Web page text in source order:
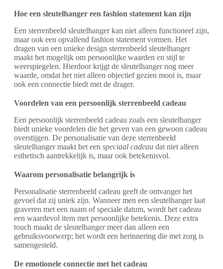
Hoe een sleutelhanger een fashion statement kan zijn
Een sterrenbeeld sleutelhanger kan niet alleen functioneel zijn,
maar ook een opvallend fashion statement vormen. Het
dragen van een unieke design sterrenbeeld sleutelhanger
maakt het mogelijk om persoonlijke waarden en stijl te
weerspiegelen. Hierdoor krijgt de sleutelhanger nog meer
waarde, omdat het niet alleen objectief gezien mooi is, maar
ook een connectie biedt met de drager.
Voordelen van een persoonlijk sterrenbeeld cadeau
Een persoonlijk sterrenbeeld cadeau zoals een sleutelhanger
biedt unieke voordelen die het geven van een gewoon cadeau
overstijgen. De personalisatie van deze sterrenbeeld
sleutelhanger maakt het een speciaal cadeau dat niet alleen
esthetisch aantrekkelijk is, maar ook betekenisvol.
Waarom personalisatie belangrijk is
Personalisatie sterrenbeeld cadeau geeft de ontvanger het
gevoel dat zij uniek zijn. Wanneer men een sleutelhanger laat
graveren met een naam of speciale datum, wordt het cadeau
een waardevol item met persoonlijke betekenis. Deze extra
touch maakt de sleutelhanger meer dan alleen een
gebruiksvoorwerp; het wordt een herinnering die met zorg is
samengesteld.
De emotionele connectie met het cadeau